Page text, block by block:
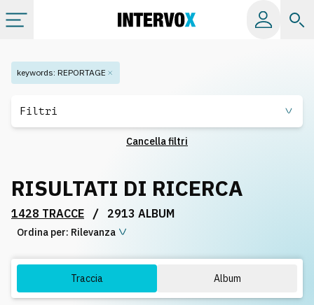
Categorie
Playlist
Licenze
keywords: REPORTAGE
Filtri
Cancella filtri
RISULTATI DI RICERCA
1428 TRACCE / 2913 ALBUM
Ordina per: Rilevanza
Traccia Album